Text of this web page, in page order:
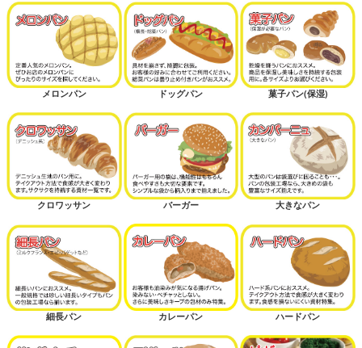
メロンパン ドッグパン 菓子パン(保湿)
クロワッサン バーガー 大きなパン
細長パン カレーパン ハードパン